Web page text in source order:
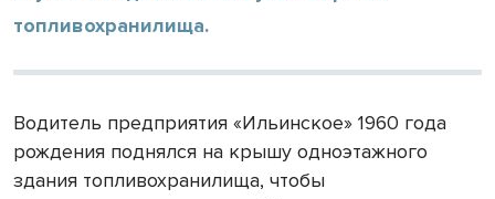
топливохранилища.
Водитель предприятия «Ильинское» 1960 года
рождения поднялся на крышу одноэтажного
здания топливохранилища, чтобы